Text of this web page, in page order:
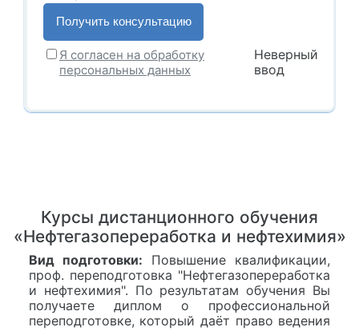
Я согласен на обработку
персональных данных
Неверный
ввод
Курсы дистанционного обучения
«Нефтегазопереработка и нефтехимия»
Вид подготовки: Повышение квалификации,
проф. переподготовка "Нефтегазопереработка
и нефтехимия". По результатам обучения Вы
получаете диплом о профессиональной
переподготовке, который даёт право ведения